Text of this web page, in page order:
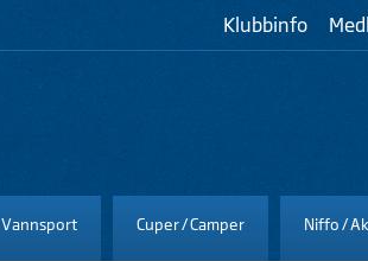
Klubbinfo
Vannsport Cuper / Camper Niffo /